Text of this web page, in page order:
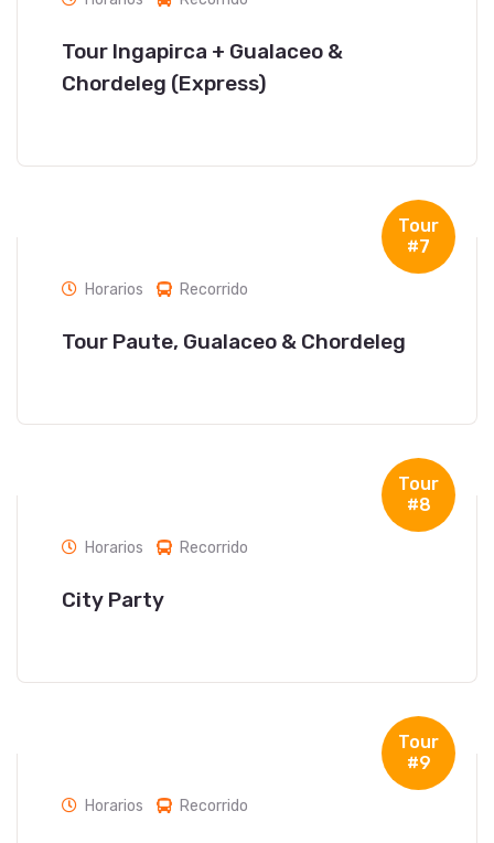
Tour Ingapirca + Gualaceo &
Chordeleg (Express)
Tour
#7
Horarios Recorrido
Tour Paute, Gualaceo & Chordeleg
Tour
#8
Horarios Recorrido
City Party
Tour
#9
Horarios Recorrido